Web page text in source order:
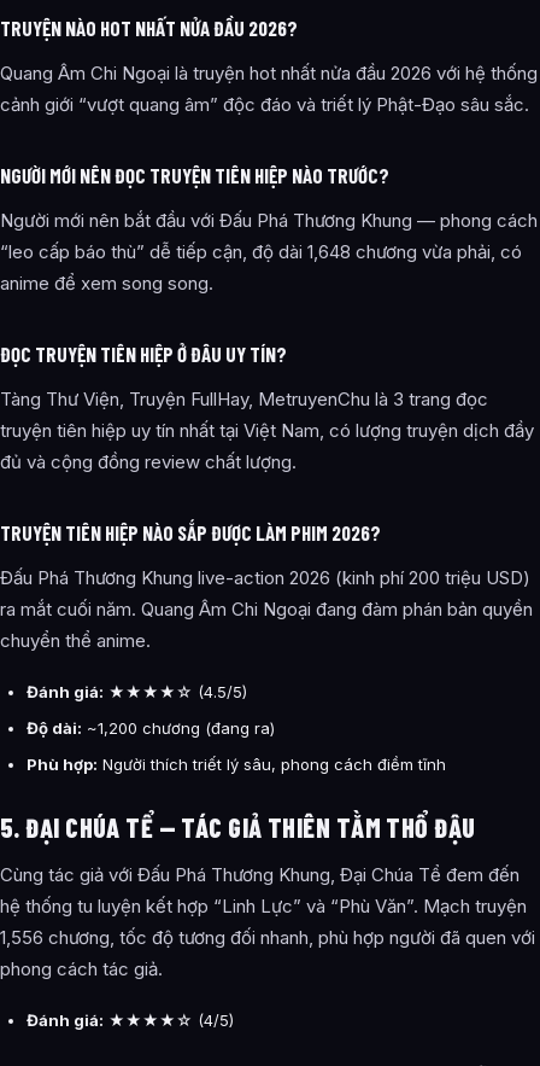
TRUYỆN NÀO HOT NHẤT NỬA ĐẦU 2026?
Quang Âm Chi Ngoại là truyện hot nhất nửa đầu 2026 với hệ thống
cảnh giới “vượt quang âm” độc đáo và triết lý Phật-Đạo sâu sắc.
NGƯỜI MỚI NÊN ĐỌC TRUYỆN TIÊN HIỆP NÀO TRƯỚC?
Người mới nên bắt đầu với Đấu Phá Thương Khung — phong cách
“leo cấp báo thù” dễ tiếp cận, độ dài 1,648 chương vừa phải, có
anime để xem song song.
ĐỌC TRUYỆN TIÊN HIỆP Ở ĐÂU UY TÍN?
Tàng Thư Viện, Truyện FullHay, MetruyenChu là 3 trang đọc
truyện tiên hiệp uy tín nhất tại Việt Nam, có lượng truyện dịch đầy
đủ và cộng đồng review chất lượng.
TRUYỆN TIÊN HIỆP NÀO SẮP ĐƯỢC LÀM PHIM 2026?
Đấu Phá Thương Khung live-action 2026 (kinh phí 200 triệu USD)
ra mắt cuối năm. Quang Âm Chi Ngoại đang đàm phán bản quyền
chuyển thể anime.
Đánh giá: ★★★★☆ (4.5/5)
Độ dài: ~1,200 chương (đang ra)
Phù hợp: Người thích triết lý sâu, phong cách điềm tĩnh
5. ĐẠI CHÚA TỂ — TÁC GIẢ THIÊN TẰM THỔ ĐẬU
Cùng tác giả với Đấu Phá Thương Khung, Đại Chúa Tể đem đến
hệ thống tu luyện kết hợp “Linh Lực” và “Phù Văn”. Mạch truyện
1,556 chương, tốc độ tương đối nhanh, phù hợp người đã quen với
phong cách tác giả.
Đánh giá: ★★★★☆ (4/5)